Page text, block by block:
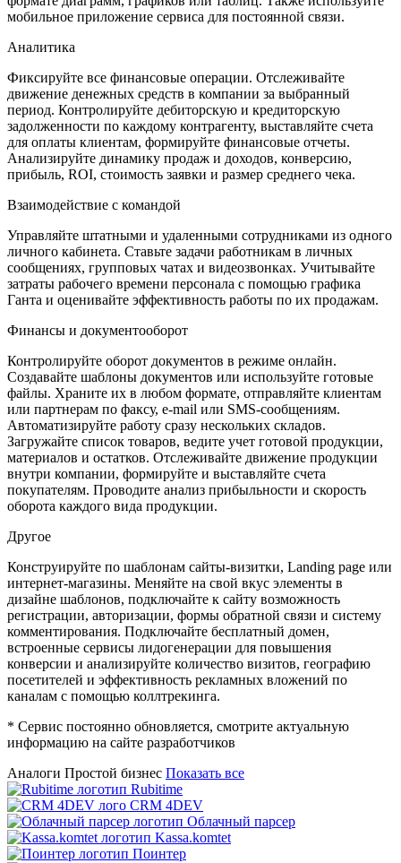
мобильное приложение сервиса для постоянной связи.
Аналитика
Фиксируйте все финансовые операции. Отслеживайте
движение денежных средств в компании за выбранный
период. Контролируйте дебиторскую и кредиторскую
задолженности по каждому контрагенту, выставляйте счета
для оплаты клиентам, формируйте финансовые отчеты.
Анализируйте динамику продаж и доходов, конверсию,
прибыль, ROI, стоимость заявки и размер среднего чека.
Взаимодействие с командой
Управляйте штатными и удаленными сотрудниками из одного
личного кабинета. Ставьте задачи работникам в личных
сообщениях, групповых чатах и видеозвонках. Учитывайте
затраты рабочего времени персонала с помощью графика
Ганта и оценивайте эффективность работы по их продажам.
Финансы и документооборот
Контролируйте оборот документов в режиме онлайн.
Создавайте шаблоны документов или используйте готовые
файлы. Храните их в любом формате, отправляйте клиентам
или партнерам по факсу, e-mail или SMS-сообщениям.
Автоматизируйте работу сразу нескольких складов.
Загружайте список товаров, ведите учет готовой продукции,
материалов и остатков. Отслеживайте движение продукции
внутри компании, формируйте и выставляйте счета
покупателям. Проводите анализ прибыльности и скорость
оборота каждого вида продукции.
Другое
Конструируйте по шаблонам сайты-визитки, Landing page или
интернет-магазины. Меняйте на свой вкус элементы в
дизайне шаблонов, подключайте к сайту возможность
регистрации, авторизации, формы обратной связи и систему
комментирования. Подключайте бесплатный домен,
встроенные сервисы лидогенерации для повышения
конверсии и анализируйте количество визитов, географию
посетителей и эффективность рекламных вложений по
каналам с помощью коллтрекинга.
* Сервис постоянно обновляется, смотрите актуальную
информацию на сайте разработчиков
Аналоги Простой бизнес Показать все
Rubitime
CRM 4DEV
Облачный парсер
Kassa.komtet
Поинтер